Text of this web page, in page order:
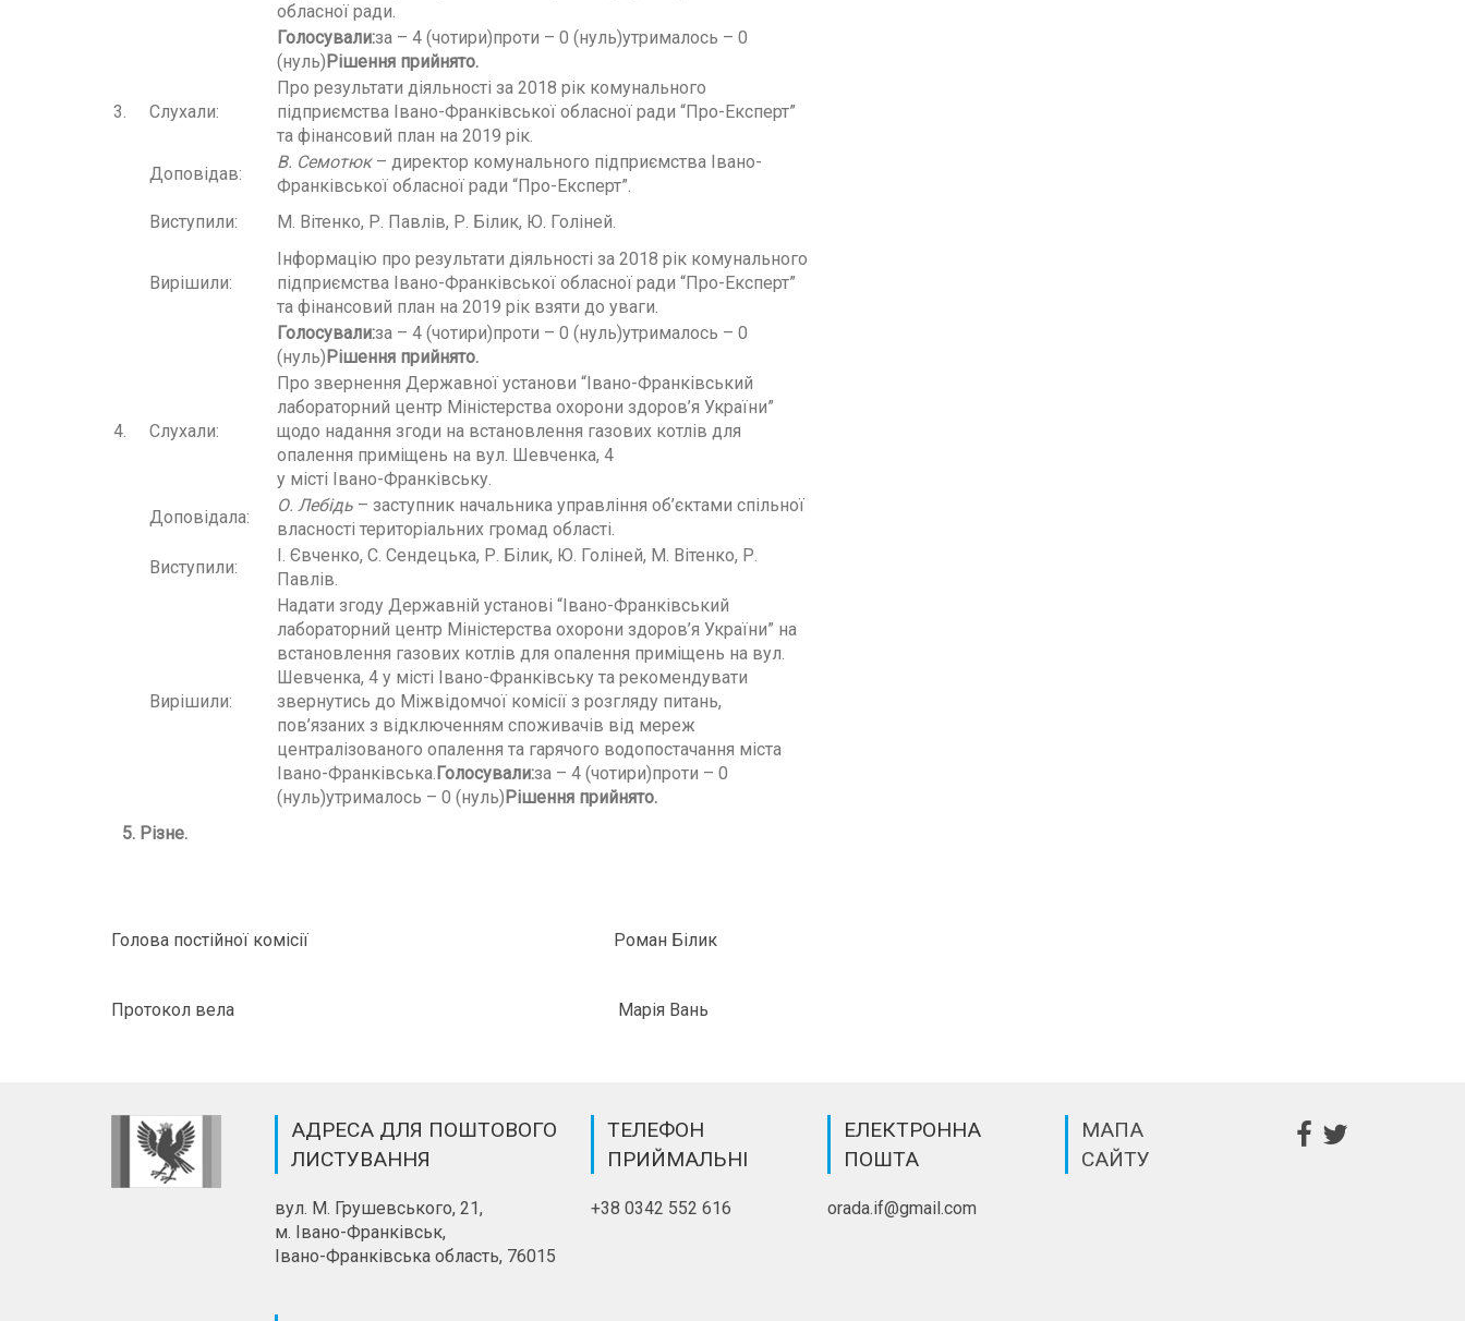
обласної ради.
Голосували:за – 4 (чотири)проти – 0 (нуль)утрималось – 0
(нуль)Рішення прийнято.
3. Слухали:
Про результати діяльності за 2018 рік комунального
підприємства Івано-Франківської обласної ради “Про-Експерт”
та фінансовий план на 2019 рік.
Доповідав:
В. Семотюк – директор комунального підприємства Івано-
Франківської обласної ради “Про-Експерт”.
Виступили:
М. Вітенко, Р. Павлів, Р. Білик, Ю. Голіней.
Вирішили:
Інформацію про результати діяльності за 2018 рік комунального
підприємства Івано-Франківської обласної ради “Про-Експерт”
та фінансовий план на 2019 рік взяти до уваги.
Голосували:за – 4 (чотири)проти – 0 (нуль)утрималось – 0
(нуль)Рішення прийнято.
4. Слухали:
Про звернення Державної установи “Івано-Франківський
лабораторний центр Міністерства охорони здоров’я України”
щодо надання згоди на встановлення газових котлів для
опалення приміщень на вул. Шевченка, 4
у місті Івано-Франківську.
Доповідала:
О. Лебідь – заступник начальника управління об’єктами спільної
власності територіальних громад області.
Виступили:
І. Євченко, С. Сендецька, Р. Білик, Ю. Голіней, М. Вітенко, Р.
Павлів.
Вирішили:
Надати згоду Державній установі “Івано-Франківський
лабораторний центр Міністерства охорони здоров’я України” на
встановлення газових котлів для опалення приміщень на вул.
Шевченка, 4 у місті Івано-Франківську та рекомендувати
звернутись до Міжвідомчої комісії з розгляду питань,
пов’язаних з відключенням споживачів від мереж
централізованого опалення та гарячого водопостачання міста
Івано-Франківська.Голосували:за – 4 (чотири)проти – 0
(нуль)утрималось – 0 (нуль)Рішення прийнято.
5. Різне.
Голова постійної комісії Роман Білик
Протокол вела Марія Вань
АДРЕСА ДЛЯ ПОШТОВОГО
ЛИСТУВАННЯ
вул. М. Грушевського, 21,
м. Івано-Франківськ,
Івано-Франківська область, 76015
ТЕЛЕФОН
ПРИЙМАЛЬНІ
+38 0342 552 616
ЕЛЕКТРОННА
ПОШТА
orada.if@gmail.com
МАПА
САЙТУ